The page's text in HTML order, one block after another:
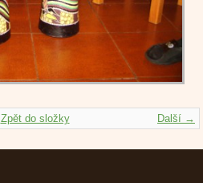
Další →
Zpět do složky